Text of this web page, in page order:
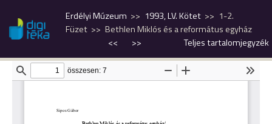
Erdélyi Múzeum 1993, LV. Kötet
1-2.
Füzet
Bethlen Miklós és a református egyház
<<
>> Teljes tartalomjegyzék